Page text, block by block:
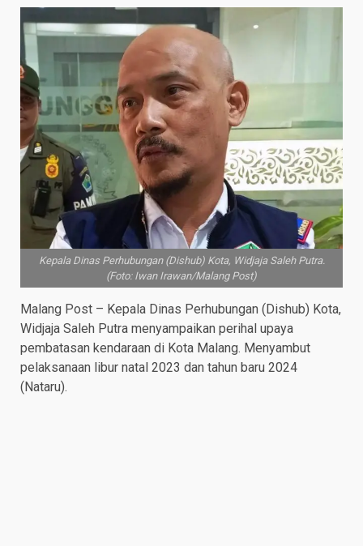
Kepala Dinas Perhubungan (Dishub) Kota, Widjaja Saleh Putra.
(Foto: Iwan Irawan/Malang Post)
Malang Post – Kepala Dinas Perhubungan (Dishub) Kota,
Widjaja Saleh Putra menyampaikan perihal upaya
pembatasan kendaraan di Kota Malang. Menyambut
pelaksanaan libur natal 2023 dan tahun baru 2024
(Nataru).